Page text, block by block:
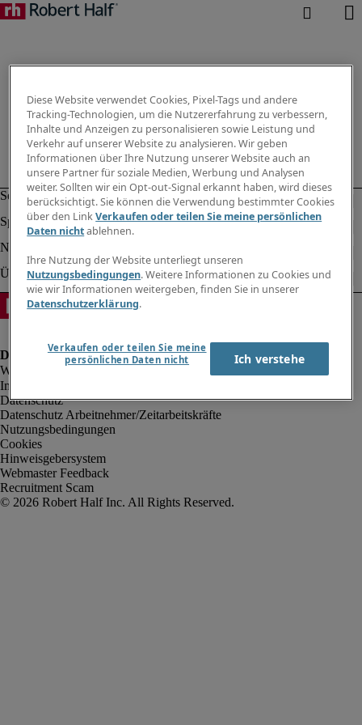
Impressum
Datenschutz
Datenschutz Arbeitnehmer/Zeitarbeitskräfte
Nutzungsbedingungen
Cookies
Hinweisgebersystem
Webmaster Feedback
Recruitment Scam
Diese Website verwendet Cookies, Pixel-Tags und andere
Tracking-Technologien, um die Nutzererfahrung zu verbessern,
Inhalte und Anzeigen zu personalisieren sowie Leistung und
Verkehr auf unserer Website zu analysieren. Wir geben
Informationen über Ihre Nutzung unserer Website auch an
unsere Partner für soziale Medien, Werbung und Analysen
weiter. Sollten wir ein Opt-out-Signal erkannt haben, wird dieses
berücksichtigt. Sie können die Verwendung bestimmter Cookies
über den LinkVerkaufen oder teilen Sie meine persönlichen
Daten nichtablehnen.
Ihre Nutzung der Website unterliegt unseren
Nutzungsbedingungen. Weitere Informationen zu Cookies und
wie wir Informationen weitergeben, finden Sie in unserer
Datenschutzerklärung.
Verkaufen oder teilen Sie meine
persönlichen Daten nicht
Ich verstehe